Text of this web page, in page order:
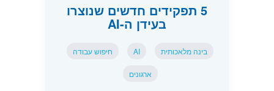
5 תפקידים חדשים שנוצרו
בעידן ה-AI
בינה מלאכותית AI חיפוש עבודה
ארגונים